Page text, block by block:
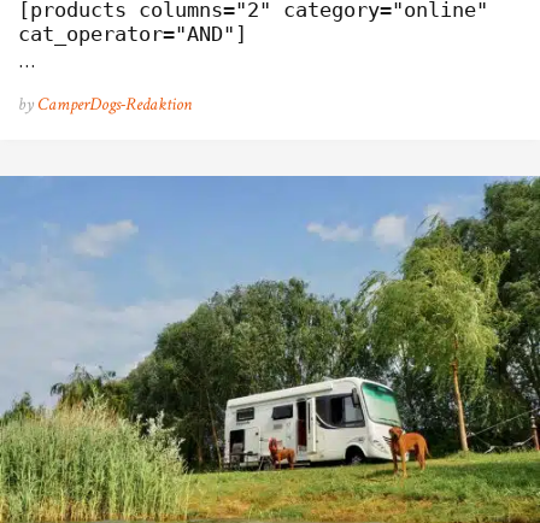
[products columns="2" category="online"
cat_operator="AND"]
…
by CamperDogs-Redaktion